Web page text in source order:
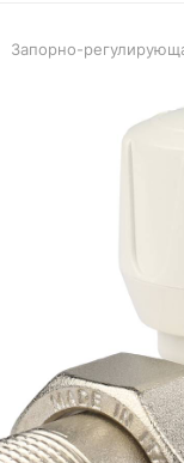
Запорно-